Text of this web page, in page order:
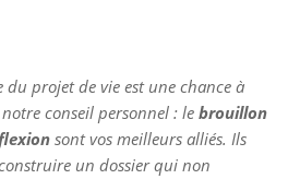
du projet de vie est une chance à
conseil personnel : le brouillon
sont vos meilleurs alliés. Ils
un dossier qui non